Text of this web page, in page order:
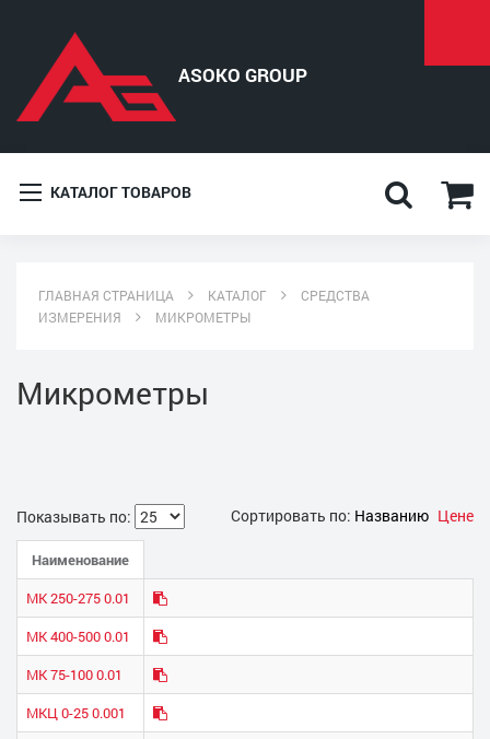
КАТАЛОГ ТОВАРОВ
ГЛАВНАЯ СТРАНИЦА КАТАЛОГ
СРЕДСТВА
ИЗМЕРЕНИЯ
МИКРОМЕТРЫ
Микрометры
Показывать по: Сортировать по: Названию Цене
Наименование
МК 250-275 0.01
МК 400-500 0.01
МК 75-100 0.01
МКЦ 0-25 0.001